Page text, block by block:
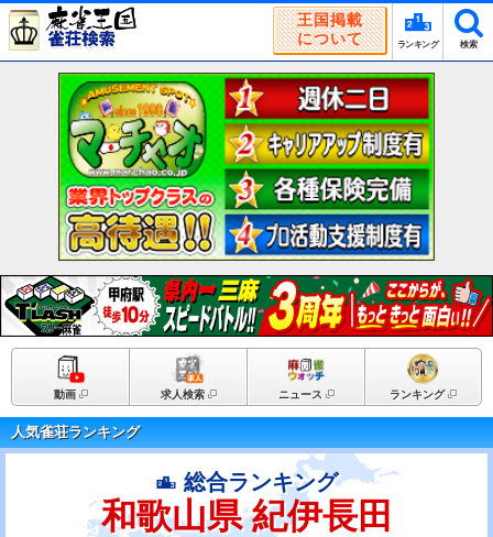
王国掲載
について
ランキング 検索
動画 求人検索 ニュース ランキング
人気雀荘ランキング
総合ランキング
和歌山県 紀伊長田